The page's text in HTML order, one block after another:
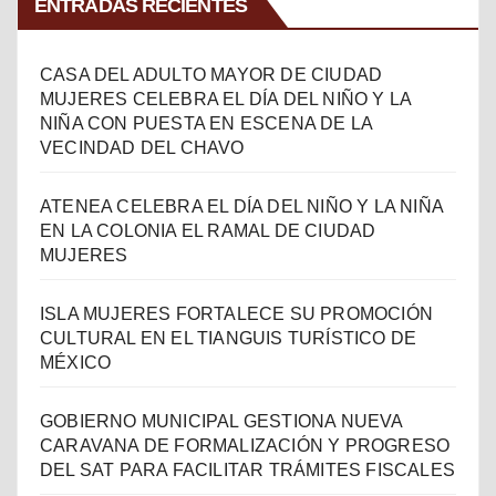
ENTRADAS RECIENTES
CASA DEL ADULTO MAYOR DE CIUDAD
MUJERES CELEBRA EL DÍA DEL NIÑO Y LA
NIÑA CON PUESTA EN ESCENA DE LA
VECINDAD DEL CHAVO
ATENEA CELEBRA EL DÍA DEL NIÑO Y LA NIÑA
EN LA COLONIA EL RAMAL DE CIUDAD
MUJERES
ISLA MUJERES FORTALECE SU PROMOCIÓN
CULTURAL EN EL TIANGUIS TURÍSTICO DE
MÉXICO
GOBIERNO MUNICIPAL GESTIONA NUEVA
CARAVANA DE FORMALIZACIÓN Y PROGRESO
DEL SAT PARA FACILITAR TRÁMITES FISCALES